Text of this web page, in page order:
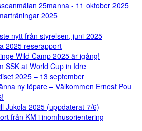
25manna - 11 oktober 2025
2025
nytt från styrelsen, juni 2025
2025 reserapport
Wild Camp 2025 är igång!
SSK at World Cup in Idre
2025 – 13 september
ny löpare – Välkommen Ernest Pou
Jukola 2025 (uppdaterat 7/6)
från KM i inomhusorientering